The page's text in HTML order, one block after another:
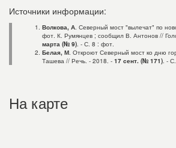
Источники информации:
Волкова, А. Северный мост "вылечат" по
фот. К. Румянцев ; сообщил В. Антонов //
марта (№ 9). - С. 8 : фот.
Белая, М. Откроют Северный мост ко дню
Ташева // Речь. - 2018. - 17 сент. (№ 171). -
На карте